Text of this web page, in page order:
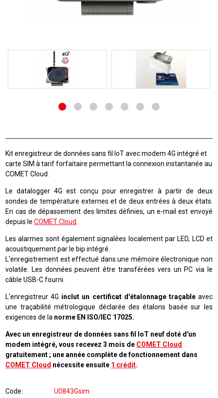
Kit enregistreur de données sans fil IoT avec modem 4G intégré et
carte SIM à tarif forfaitaire permettant la connexion instantanée au
COMET Cloud.
Le datalogger 4G est conçu pour enregistrer à partir de deux
sondes de température externes et de deux entrées à deux états.
En cas de dépassement des limites définies, un e-mail est envoyé
depuis leCOMET Cloud
Les alarmes sont également signalées localement par LED, LCD et
acoustiquement par le bip intégré.
L'enregistrement est effectué dans une mémoire électronique non
volatile. Les données peuvent être transférées vers un PC via le
câble USB-C fourni.
L'enregistreur 4G inclut un certificat d'étalonnage traçableavec
une traçabilité métrologique déclarée des étalons basée sur les
exigences de la norme EN ISO/IEC 17025.
Avec un enregistreur de données sans fil IoT neuf doté d'un
modem intégré, vous recevez 3 mois de COMET Cloud
gratuitement ; une année complète de fonctionnement dans
COMET Cloud nécessite ensuite 1 crédit.
Code
U0843Gsim